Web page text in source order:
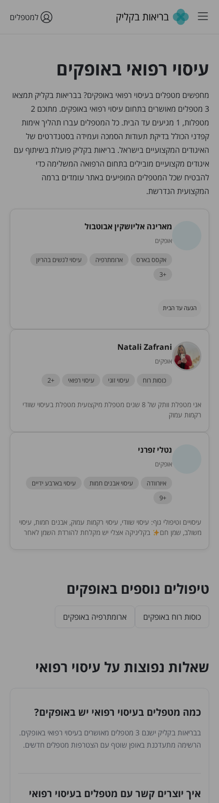
למטפלים
עיסוי רפואי באופקים
מחפשים מטפלים בעיסוי רפואי באופקים? בבריאות בקליק תמצאו
3 מטפלים מאושרים בתחום עיסוי רפואי באופקים. מתוכם 2
מטפלות, 1 מגיעים עד הבית. כל המטפלים עברו תהליך אימות
קפדני הכולל בדיקת תעודות הסמכה ועמידה בסטנדרטים של
האיגודים המקצועיים בישראל. בריאות בקליק פועלת בשיתוף עם
איגודים מקצועיים מובילים בתחום הרפואה המשלימה כדי
להבטיח שכל המטפלים המופיעים באתר עומדים ברמה
המקצועית הנדרשת.
מארינה אליושקין אבוטבול
אופקים
אקסס בארס ארומתרפיה
עיסוי לנשים בהריון
+3
הגעה עד הבית
Natali Zafrani
אופקים
כוסות רוח עיסוי זוגי עיסוי רפואי +2
אני מטפלת וותק של 8 שנים מטפלת מיקצועית מטפלת בעיסוי שוודי
רקמות עמוק
נטלי זפרני
אופקים
איורוודה עיסוי אבנים חמות
עיסוי בארבע ידיים
+9
עיסויים וטיפולי גוף: עיסוי שוודי, עיסוי רקמות עמוק, אבנים חמות, עיסוי
משולב, שמן חם
בקליניקה אצלי יש מקלחת להורדת השמן לאחר
טיפולים נוספים באופקים
כוסות רוח באופקים ארומתרפיה באופקים
שאלות נפוצות על עיסוי רפואי
כמה מטפלים בעיסוי רפואי יש באופקים?
בבריאות בקליק ישנם 3 מטפלים מאושרים בעיסוי רפואי באופקים.
הרשימה מתעדכנת באופן שוטף עם הצטרפות מטפלים חדשים.
איך יוצרים קשר עם מטפלים בעיסוי רפואי